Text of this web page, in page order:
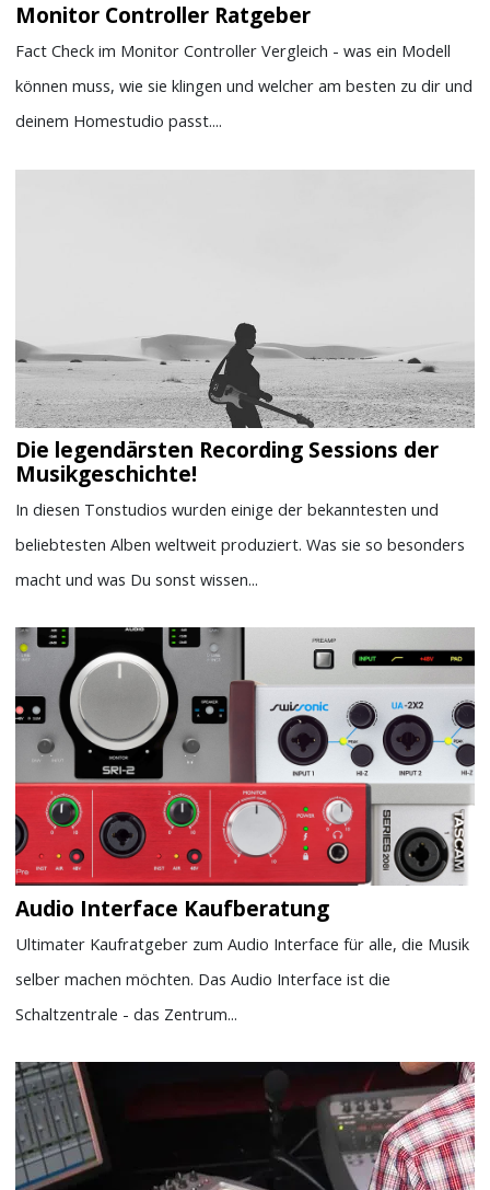
Monitor Controller Ratgeber
Fact Check im Monitor Controller Vergleich - was ein Modell
können muss, wie sie klingen und welcher am besten zu dir und
deinem Homestudio passt....
Die legendärsten Recording Sessions der
Musikgeschichte!
In diesen Tonstudios wurden einige der bekanntesten und
beliebtesten Alben weltweit produziert. Was sie so besonders
macht und was Du sonst wissen...
Audio Interface Kaufberatung
Ultimater Kaufratgeber zum Audio Interface für alle, die Musik
selber machen möchten. Das Audio Interface ist die
Schaltzentrale - das Zentrum...